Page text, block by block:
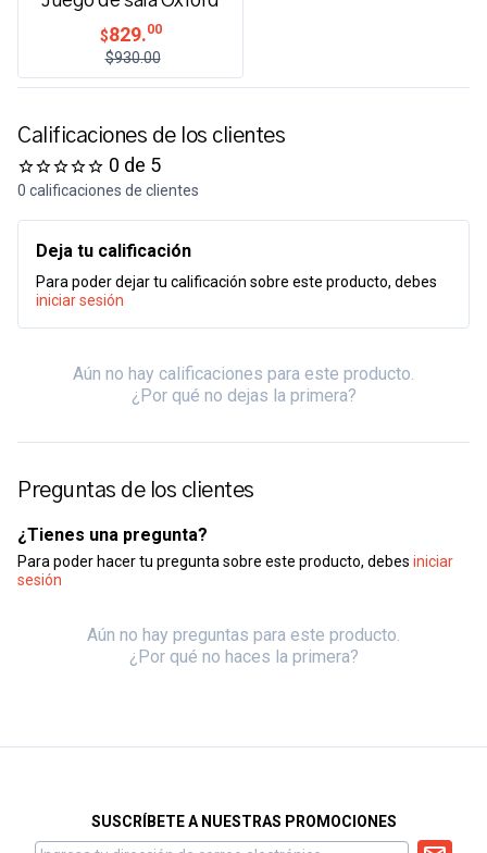
$829.00
$930.00
Calificaciones de los clientes
0 de 5
0 calificaciones de clientes
Deja tu calificación
Para poder dejar tu calificación sobre este producto, debes
iniciar sesión
Aún no hay calificaciones para este producto.
¿Por qué no dejas la primera?
Preguntas de los clientes
¿Tienes una pregunta?
Para poder hacer tu pregunta sobre este producto, debes iniciar
sesión
Aún no hay preguntas para este producto.
¿Por qué no haces la primera?
SUSCRÍBETE A NUESTRAS PROMOCIONES